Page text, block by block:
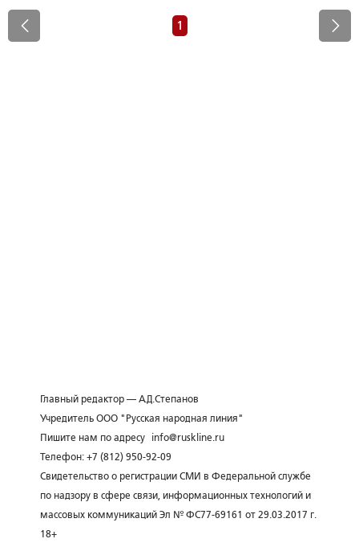
1
Главный редактор — А.Д.Степанов
Учредитель ООО "Русская народная линия"
Пишите нам по адресу
info@ruskline.ru
Телефон: +7 (812) 950-92-09
Свидетельство о регистрации СМИ в Федеральной службе
по надзору в сфере связи, информационных технологий и
массовых коммуникаций Эл № ФС77-69161 от 29.03.2017 г.
18+